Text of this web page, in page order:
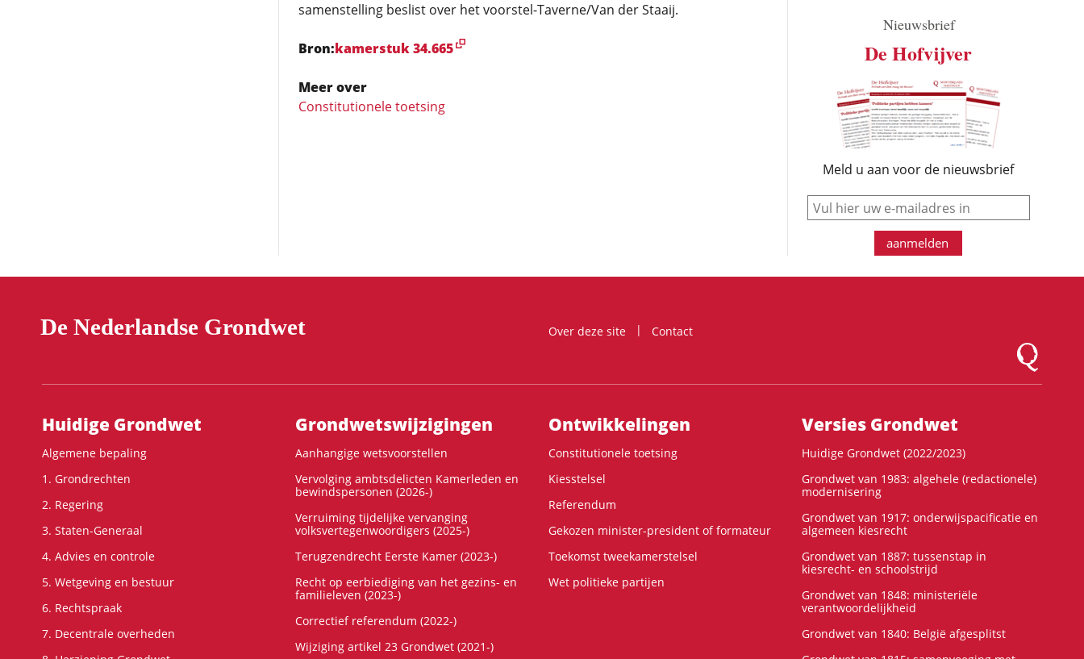
samenstelling beslist over het voorstel-Taverne/Van der Staaij.
Bron:kamerstuk 34.665
Meer over
Constitutionele toetsing
Nieuwsbrief
De Hofvijver
Meld u aan voor de nieuwsbrief
e-mail
aanmelden
De Nederlandse Grondwet Over deze site
Contact
Logo
Hoofdnavigatie
Huidige Grondwet
Algemene bepaling
1. Grondrechten
2. Regering
3. Staten-Generaal
4. Advies en controle
5. Wetgeving en bestuur
6. Rechtspraak
7. Decentrale overheden
Grondwets­wijzigingen
Aanhangige wetsvoorstellen
Vervolging ambtsdelicten Kamerleden en
bewindspersonen (2026-)
Verruiming tijdelijke vervanging
volksvertegenwoordigers (2025-)
Terugzendrecht Eerste Kamer (2023-)
Recht op eerbiediging van het gezins- en
familieleven (2023-)
Correctief referendum (2022-)
Wijziging artikel 23 Grondwet (2021-)
Ontwikke­lingen
Constitutionele toetsing
Kiesstelsel
Referendum
Gekozen minister-president of formateur
Toekomst tweekamerstelsel
Wet politieke partijen
Versies Grondwet
Huidige Grondwet (2022/2023)
Grondwet van 1983: algehele (redactionele)
modernisering
Grondwet van 1917: onderwijspacificatie en
algemeen kiesrecht
Grondwet van 1887: tussenstap in
kiesrecht- en schoolstrijd
Grondwet van 1848: ministeriële
verantwoordelijkheid
Grondwet van 1840: België afgesplitst